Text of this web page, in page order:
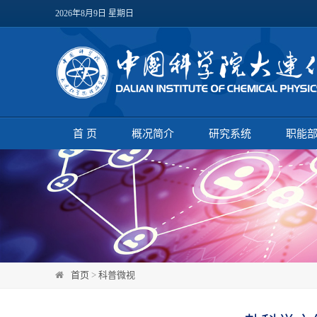
2026年8月9日 星期日
首 页 概况简介 研究系统 职能
首页 > 科普微视